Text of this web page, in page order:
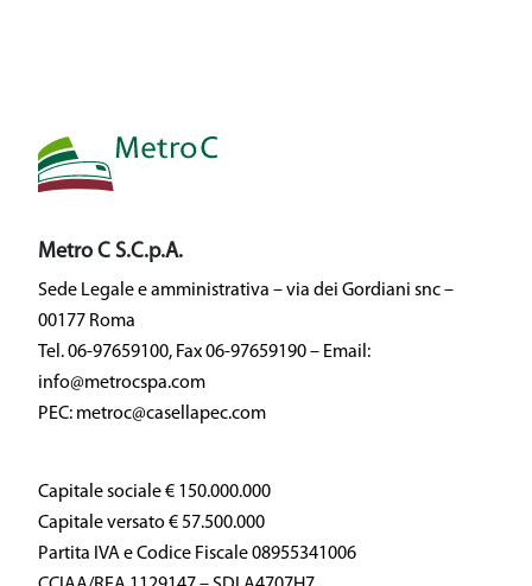
Metro C S.C.p.A.
Sede Legale e amministrativa – via dei Gordiani snc –
00177 Roma
Tel. 06-97659100, Fax 06-97659190 – Email:
info@metrocspa.com
PEC: metroc@casellapec.com
Capitale sociale € 150.000.000
Capitale versato € 57.500.000
Partita IVA e Codice Fiscale 08955341006